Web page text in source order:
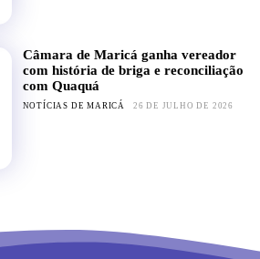
Câmara de Maricá ganha vereador
com história de briga e reconciliação
com Quaquá
NOTÍCIAS DE MARICÁ 26 DE JULHO DE 2026